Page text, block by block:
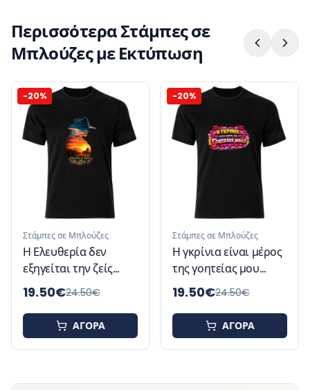
Περισσότερα Στάμπες σε
Μπλούζες με Εκτύπωση
-20%
Στάμπες σε Μπλούζες
Η Ελευθερία δεν
εξηγείται την ζείς
Tshirt
19.50€24.50€
ΑΓΟΡΑ
-20%
Στάμπες σε Μπλούζες
Η γκρίνια είναι μέρος
της γοητείας μου
Tshirt
19.50€24.50€
ΑΓΟΡΑ